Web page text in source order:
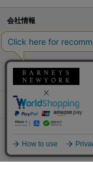
会社情報
オンラインストアショッピ
店舗情報
サービス